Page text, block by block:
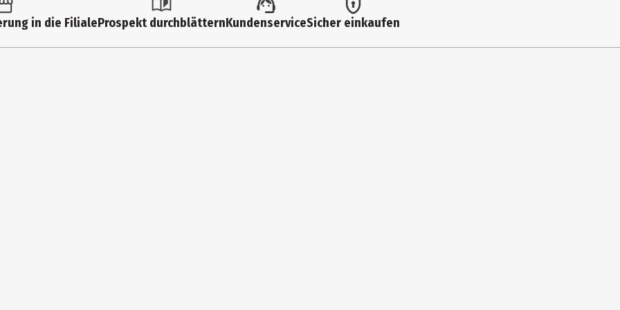
in die FilialeProspekt durchblätternKundenserviceSicher einkaufen